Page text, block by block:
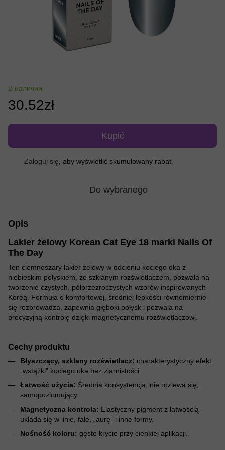
В наличии
30.52zł
Kupić
Zaloguj się , aby wyświetlić skumulowany rabat
Do wybranego
Opis
Lakier żelowy Korean Cat Eye 18 marki Nails Of
The Day
Ten ciemnoszary lakier żelowy w odcieniu kociego oka z
niebieskim połyskiem, ze szklanym rozświetlaczem, pozwala na
tworzenie czystych, półprzezroczystych wzorów inspirowanych
Koreą. Formuła o komfortowej, średniej lepkości równomiernie
się rozprowadza, zapewnia głęboki połysk i pozwala na
precyzyjną kontrolę dzięki magnetycznemu rozświetlaczowi.
Cechy produktu
Błyszczący, szklany rozświetlacz: charakterystyczny efekt
„wstążki” kociego oka bez ziarnistości.
Łatwość użycia: Średnia konsystencja, nie rozlewa się,
samopoziomujący.
Magnetyczna kontrola: Elastyczny pigment z łatwością
układa się w linie, fale, „aurę” i inne formy.
Nośność koloru: gęste krycie przy cienkiej aplikacji.